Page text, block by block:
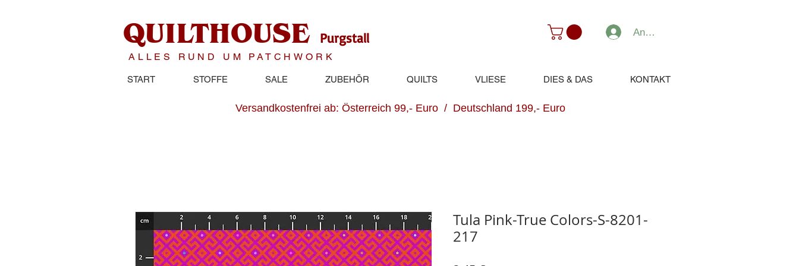
QUILTHOUSE Purgstall
ALLES RUND UM PATCHWORK
Anmelden
START STOFFE SALE ZUBEHÖR QUILTS VLIESE DIES & DAS KONTAKT
Versandkostenfrei ab: Österreich 99,- Euro / Deutschland 199,- Euro
Tula Pink-True Colors-S-8201-
217